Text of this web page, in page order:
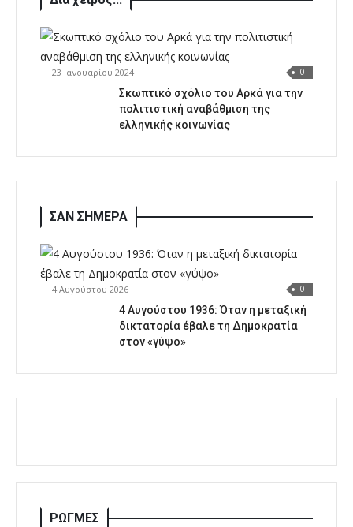
23 Ιανουαρίου 2024 0
Σκωπτικό σχόλιο του Αρκά για την
πολιτιστική αναβάθμιση της
ελληνικής κοινωνίας
ΣΑΝ ΣΗΜΕΡΑ
4 Αυγούστου 2026 0
4 Αυγούστου 1936: Όταν η μεταξική
δικτατορία έβαλε τη Δημοκρατία
στον «γύψο»
ΡΩΓΜΕΣ